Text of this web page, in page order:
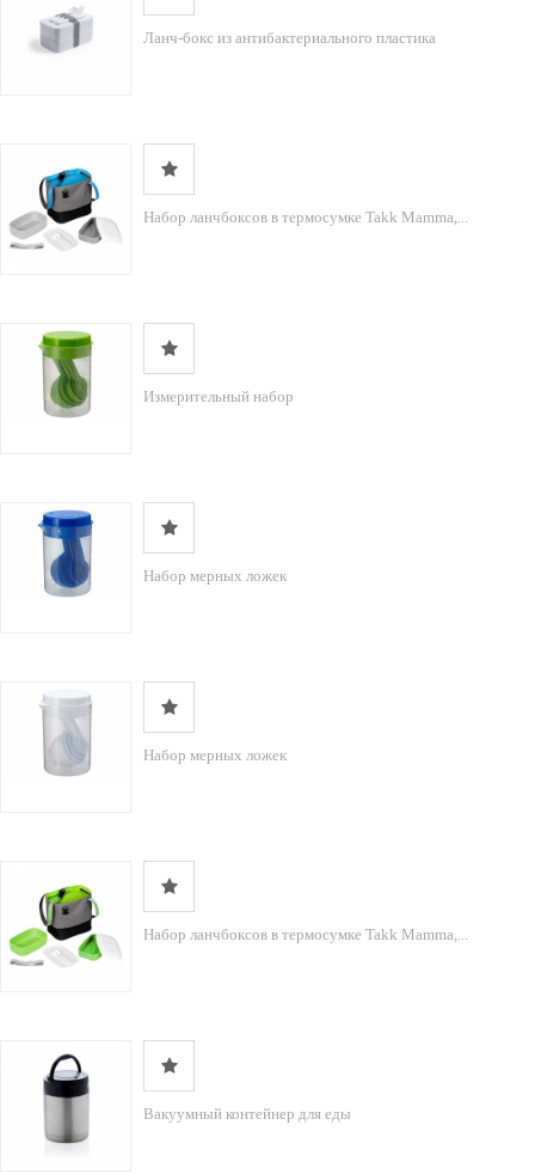
Ланч-бокс из антибактериального пластика
Набор ланчбоксов в термосумке Takk Mamma,...
Измерительный набор
Набор мерных ложек
Набор мерных ложек
Набор ланчбоксов в термосумке Takk Mamma,...
Вакуумный контейнер для еды